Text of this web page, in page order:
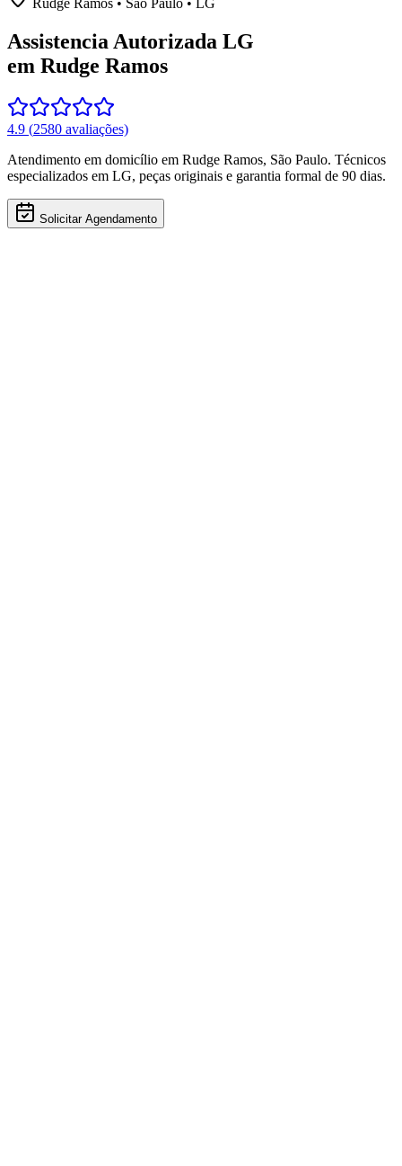
Rudge Ramos • São Paulo • LG
Assistencia Autorizada LG
em Rudge Ramos
4.9 (2580 avaliações)
Atendimento em domicílio em Rudge Ramos, São Paulo. Técnicos
especializados em LG, peças originais e garantia formal de 90 dias.
Solicitar Agendamento